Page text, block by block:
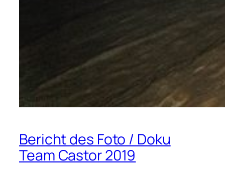
Bericht des Foto / Doku
Team Castor 2019